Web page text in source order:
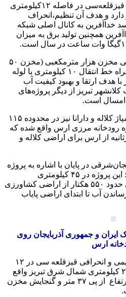
به گفته غفارزاده، سد تنظیمی قیزقلعه‌سی در فاصله ۱۲کیلومتری
و هدف آن تنظیم،انحراف
خداآفرین به کانال اصلی شبکه
همچنین تولید برق به میزان
وی خاطرنشان کرد: فاز تکمیلی مخزن هزار مترمکعبی (مخزن ۵٠
هزار مترمکعبی شمالی) به همراه خط انتقال ١٠ کیلومتری با لوله
١۶٠٠ میلی‌متر با هدف ارتقا و بهبود کیفیت آب
تبریز از دیگر پروژه‌های
امسال است.
وی همچنین ادامه داد: پروژه پمپاژ کلاله و دارانا نیز در محدوده ۱۱۵
رودخانه مرزی ارس واقع شده که
پروژه ۱۵۰ لیتر برثانیه از ارس برای اراضی کلاله و
در پایان با اشاره به پروژه
شبکه پایاب صومعه علیا گفت: این پروژه در ۴۵ کیلومتری
شهرستان میانه با هدف آبیاری حدود ۵۵۰ هکتار از اراضی کشاورزی
آب تا ابتدای اراضی پایاب
و جمهوری آذربایجان روی
ارس
براساس این گزارش، سد تنظیمی و انحرافی قیزقلعه سی در ۱۲
کیلومتری سد خداآفرین در ۲۱۰ کیلومتری شمال شرق تبریز واقع
شده، طول تاج آن ۸۶۴ متر، ارتفاع از پی ۳۷ متر و گنجایش مخزن